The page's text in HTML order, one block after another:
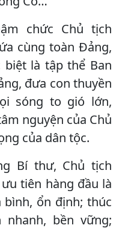
chức Chủ tịch
cùng toàn Đảng,
biệt là tập thể Ban
đưa con thuyền
sóng to gió lớn,
nguyện của Chủ
của dân tộc.
Bí thư, Chủ tịch
tiên hàng đầu là
ổn định; thúc
bền vững;